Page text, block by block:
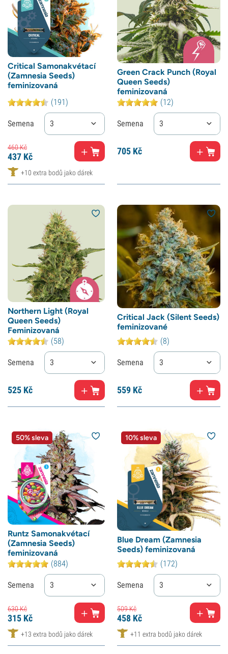
Critical Samonakvétací
(Zamnesia Seeds)
feminizovaná
(191)
Semena 3
460Kč
437 Kč
+10 extra bodů jako dárek
Green Crack Punch (Royal
Queen Seeds)
feminizovaná
(12)
Semena 3
705 Kč
Northern Light (Royal
Queen Seeds)
Feminizovaná
(58)
Semena 3
525 Kč
Critical Jack (Silent Seeds)
feminizované
(8)
Semena 3
559 Kč
50% sleva
Runtz Samonakvétací
(Zamnesia Seeds)
feminizovaná
(884)
Semena 3
630Kč
315 Kč
+13 extra bodů jako dárek
10% sleva
Blue Dream (Zamnesia
Seeds) feminizovaná
(172)
Semena 3
509Kč
458 Kč
+11 extra bodů jako dárek